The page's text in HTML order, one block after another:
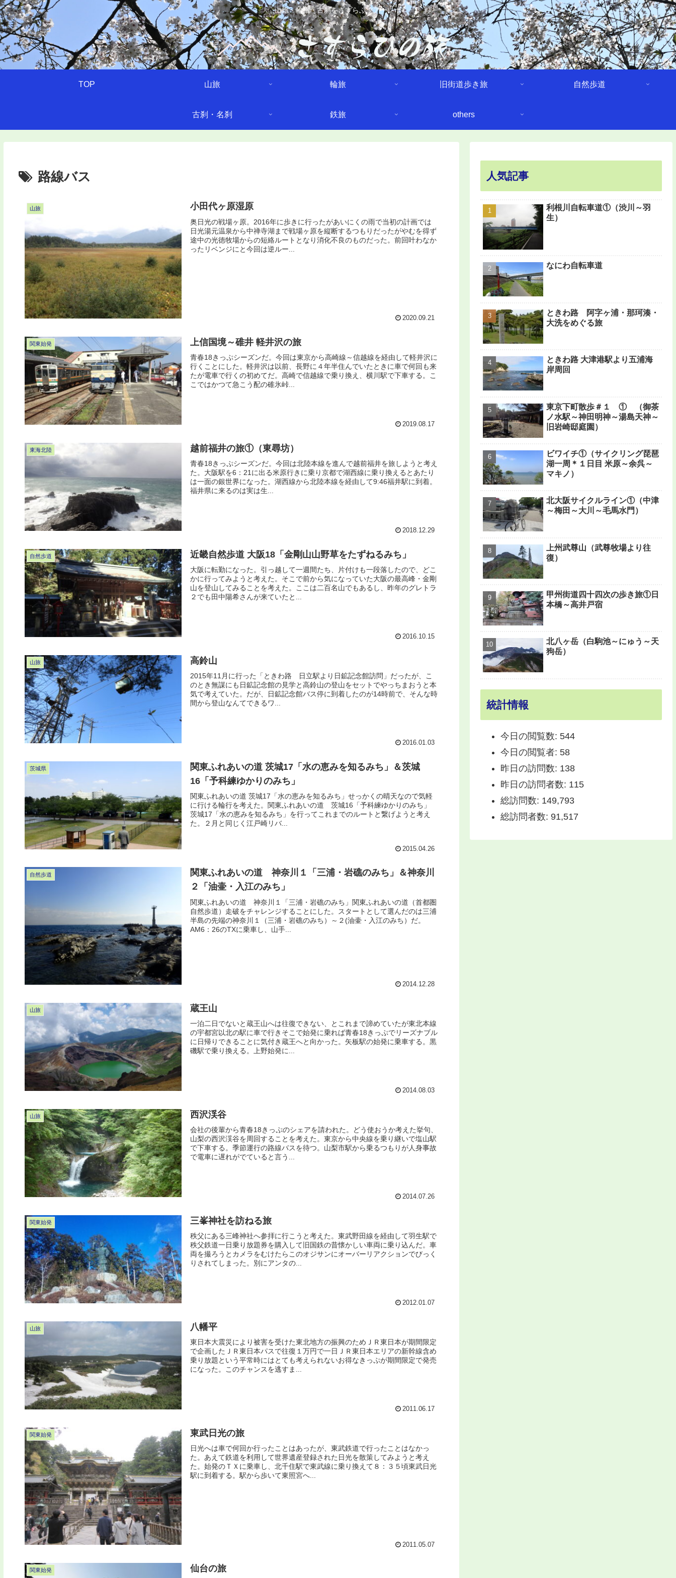
山旅・輪旅・古刹をさすらふツアーレポ
TOP 山旅 輪旅 旧街道歩き旅 自然歩道
古刹・名刹 鉄旅 others
路線バス
山旅 小田代ヶ原湿原
奥日光の戦場ヶ原。2016年に歩きに行ったがあいにくの雨で当初の計画では
日光湯元温泉から中禅寺湖まで戦場ヶ原を縦断するつもりだったがやむを得ず
途中の光徳牧場からの短絡ルートとなり消化不良のものだった。前回叶わなか
ったリベンジにと今回は逆ルー...
2020.09.21
関東始発 上信国境～碓井 軽井沢の旅
青春18きっぷシーズンだ。今回は東京から高崎線～信越線を経由して軽井沢に
行くことにした。軽井沢は以前、長野に４年半住んでいたときに車で何回も来
たが電車で行くの初めてだ。高崎で信越線で乗り換え、横川駅で下車する。こ
こではかつて急こう配の碓氷峠...
2019.08.17
東海北陸 越前福井の旅①（東尋坊）
青春18きっぷシーズンだ。今回は北陸本線を進んで越前福井を旅しようと考え
た。大阪駅を6：21に出る米原行きに乗り京都で湖西線に乗り換えるとあたり
は一面の銀世界になった。湖西線から北陸本線を経由して9:46福井駅に到着。
福井県に来るのは実は生...
2018.12.29
自然歩道 近畿自然歩道 大阪18「金剛山山野草をたずねるみち」
大阪に転勤になった。引っ越して一週間たち、片付けも一段落したので、どこ
かに行ってみようと考えた。そこで前から気になっていた大阪の最高峰・金剛
山を登山してみることを考えた。ここは二百名山でもあるし、昨年のグレトラ
２でも田中陽希さんが来ていたと...
2016.10.15
山旅 高鈴山
2015年11月に行った「ときわ路 日立駅より日鉱記念館訪問」だったが、こ
のとき無謀にも日鉱記念館の見学と高鈴山の登山をセットでやっちまおうと本
気で考えていた。だが、日鉱記念館バス停に到着したのが14時前で、そんな時
間から登山なんてできるワ...
2016.01.03
茨城県
関東ふれあいの道 茨城17「水の恵みを知るみち」＆茨城
16「予科練ゆかりのみち」
関東ふれあいの道 茨城17「水の恵みを知るみち」せっかくの晴天なので気軽
に行ける輪行を考えた。関東ふれあいの道 茨城16「予科練ゆかりのみち」
茨城17「水の恵みを知るみち」を行ってこれまでのルートと繋げようと考え
た。２月と同じく江戸崎リバ...
2015.04.26
自然歩道
関東ふれあいの道 神奈川１「三浦・岩礁のみち」＆神奈川
２「油壷・入江のみち」
関東ふれあいの道 神奈川１「三浦・岩礁のみち」関東ふれあいの道（首都圏
自然歩道）走破をチャレンジすることにした。スタートとして選んだのは三浦
半島の先端の神奈川１（三浦・岩礁のみち）～２(油壷・入江のみち）だ。
AM6：26のTXに乗車し、山手...
2014.12.28
山旅 蔵王山
一泊二日でないと蔵王山へは往復できない、とこれまで諦めていたが東北本線
の宇都宮以北の駅に車で行きそこで始発に乗れば青春18きっぷでリーズナブル
に日帰りできることに気付き蔵王へと向かった。矢板駅の始発に乗車する。黒
磯駅で乗り換える。上野始発に...
2014.08.03
山旅 西沢渓谷
会社の後輩から青春18きっぷのシェアを請われた。どう使おうか考えた挙句、
山梨の西沢渓谷を周回することを考えた。東京から中央線を乗り継いで塩山駅
で下車する。季節運行の路線バスを待つ。山梨市駅から乗るつもりが人身事故
で電車に遅れがでていると言う...
2014.07.26
関東始発 三峯神社を訪ねる旅
秩父にある三峰神社へ参拝に行こうと考えた。東武野田線を経由して羽生駅で
秩父鉄道一日乗り放題券を購入して旧国鉄の昔懐かしい車両に乗り込んだ。車
両を撮ろうとカメラをむけたらこのオジサンにオーバーリアクションでびっく
りされてしまった。別にアンタの...
2012.01.07
山旅 八幡平
東日本大震災により被害を受けた東北地方の振興のためＪＲ東日本が期間限定
で企画したＪＲ東日本パスで往復１万円で一日ＪＲ東日本エリアの新幹線含め
乗り放題という平常時にはとても考えられないお得なきっぷが期間限定で発売
になった。このチャンスを逃すま...
2011.06.17
関東始発 東武日光の旅
日光へは車で何回か行ったことはあったが、東武鉄道で行ったことはなかっ
た。あえて鉄道を利用して世界遺産登録された日光を散策してみようと考え
た。始発のＴＸに乗車し、北千住駅で東武線に乗り換えて８：３５頃東武日光
駅に到着する。駅から歩いて東照宮へ...
2011.05.07
関東始発 仙台の旅
人気記事
利根川自転車道①（渋川～羽
生）
なにわ自転車道
ときわ路 阿字ヶ浦・那珂湊・
大洗をめぐる旅
ときわ路 大津港駅より五浦海
岸周回
東京下町散歩＃１ ① （御茶
ノ水駅～神田明神～湯島天神～
旧岩崎邸庭園）
ビワイチ①（サイクリング琵琶
湖一周＊１日目 米原～余呉～
マキノ）
北大阪サイクルライン①（中津
～梅田～大川～毛馬水門）
上州武尊山（武尊牧場より往
復）
甲州街道四十四次の歩き旅①日
本橋～高井戸宿
北八ヶ岳（白駒池～にゅう～天
狗岳）
統計情報
今日の閲覧数: 544
今日の閲覧者: 58
昨日の訪問数: 138
昨日の訪問者数: 115
総訪問数: 149,793
総訪問者数:91,517